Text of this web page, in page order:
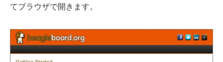
てブラウザで開きます。